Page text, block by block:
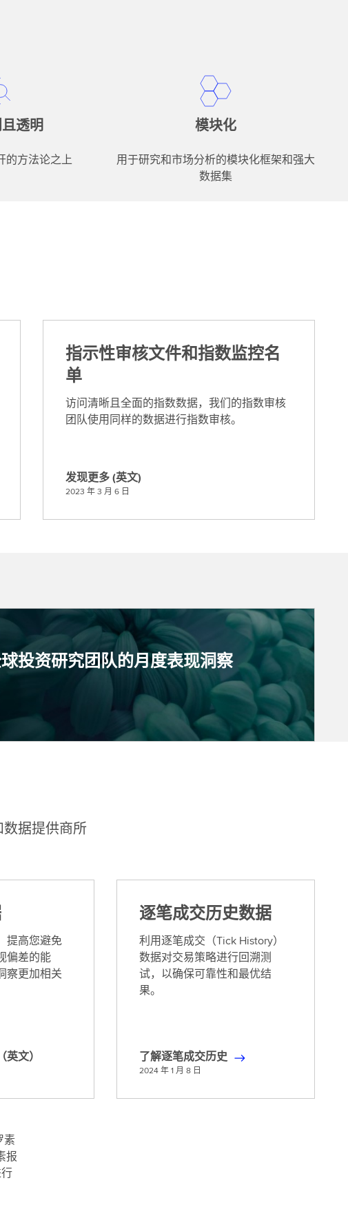
透明
的方法论之上
模块化
用于研究和市场分析的模块化框架和强大
数据集
指示性审核文件和指数监控名
单
访问清晰且全面的指数数据，我们的指数审核
团队使用同样的数据进行指数审核。
发
更
发现更多 (英文)
2023 年 3 月 6 日
投资研究团队的月度表现洞察
据提供商所
提高您避免
偏差的能
察更加相关
文）
逐笔成交历史数据
利用逐笔成交（Tick History）
数据对交易策略进行回溯测
试，以确保可靠性和最优结
果。
了
逐
了解逐笔成交历史
2024 年 1 月 8 日
素
报